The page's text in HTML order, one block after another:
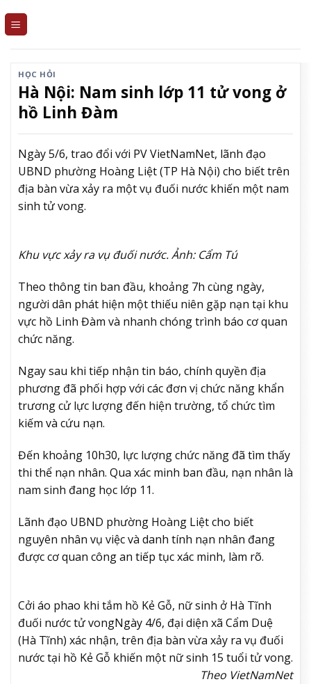
HỌC HỎI
Hà Nội: Nam sinh lớp 11 tử vong ở
hồ Linh Đàm
Ngày 5/6, trao đổi với PV VietNamNet, lãnh đạo
UBND phường Hoàng Liệt (TP Hà Nội) cho biết trên
địa bàn vừa xảy ra một vụ đuối nước khiến một nam
sinh tử vong.
Khu vực xảy ra vụ đuối nước. Ảnh: Cẩm Tú
Theo thông tin ban đầu, khoảng 7h cùng ngày,
người dân phát hiện một thiếu niên gặp nạn tại khu
vực hồ Linh Đàm và nhanh chóng trình báo cơ quan
chức năng.
Ngay sau khi tiếp nhận tin báo, chính quyền địa
phương đã phối hợp với các đơn vị chức năng khẩn
trương cử lực lượng đến hiện trường, tổ chức tìm
kiếm và cứu nạn.
Đến khoảng 10h30, lực lượng chức năng đã tìm thấy
thi thể nạn nhân. Qua xác minh ban đầu, nạn nhân là
nam sinh đang học lớp 11.
Lãnh đạo UBND phường Hoàng Liệt cho biết
nguyên nhân vụ việc và danh tính nạn nhân đang
được cơ quan công an tiếp tục xác minh, làm rõ.
Cởi áo phao khi tắm hồ Kẻ Gỗ, nữ sinh ở Hà Tĩnh
đuối nước tử vongNgày 4/6, đại diện xã Cẩm Duệ
(Hà Tĩnh) xác nhận, trên địa bàn vừa xảy ra vụ đuối
nước tại hồ Kẻ Gỗ khiến một nữ sinh 15 tuổi tử vong.
Theo VietNamNet